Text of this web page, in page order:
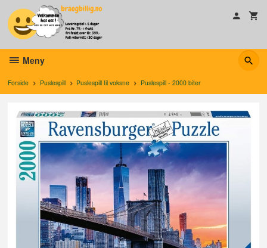
innholdet
Meny
Forside Puslespill Puslespill til voksne Puslespill - 2000 biter